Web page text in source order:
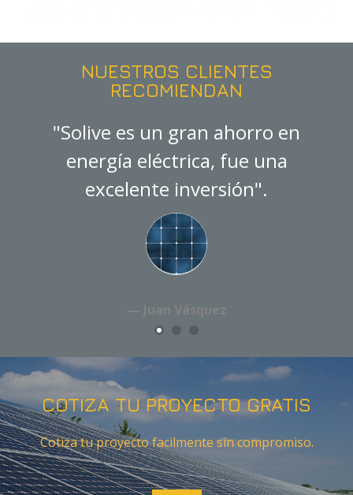
NUESTROS CLIENTES
RECOMIENDAN
"Solive es un gran ahorro en
energía eléctrica, fue una
excelente inversión".
Juan Vásquez
COTIZA TU PROYECTO GRATIS
Cotiza tu proyecto facilmente sin compromiso.